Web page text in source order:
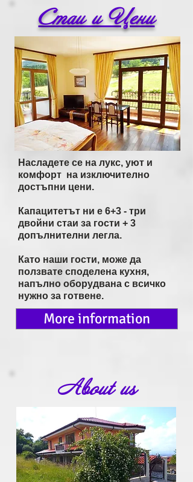
Стаи и Цени
Насладете се на лукс, уют и
комфорт на изключително
достъпни цени.
Капацитетът ни е 6+3 - три
двойни стаи за гости + 3
допълнителни легла.
Като наши гости, може да
ползвате споделенa кухня,
напълно оборудвана с всичко
нужно за готвене.
More information
About us